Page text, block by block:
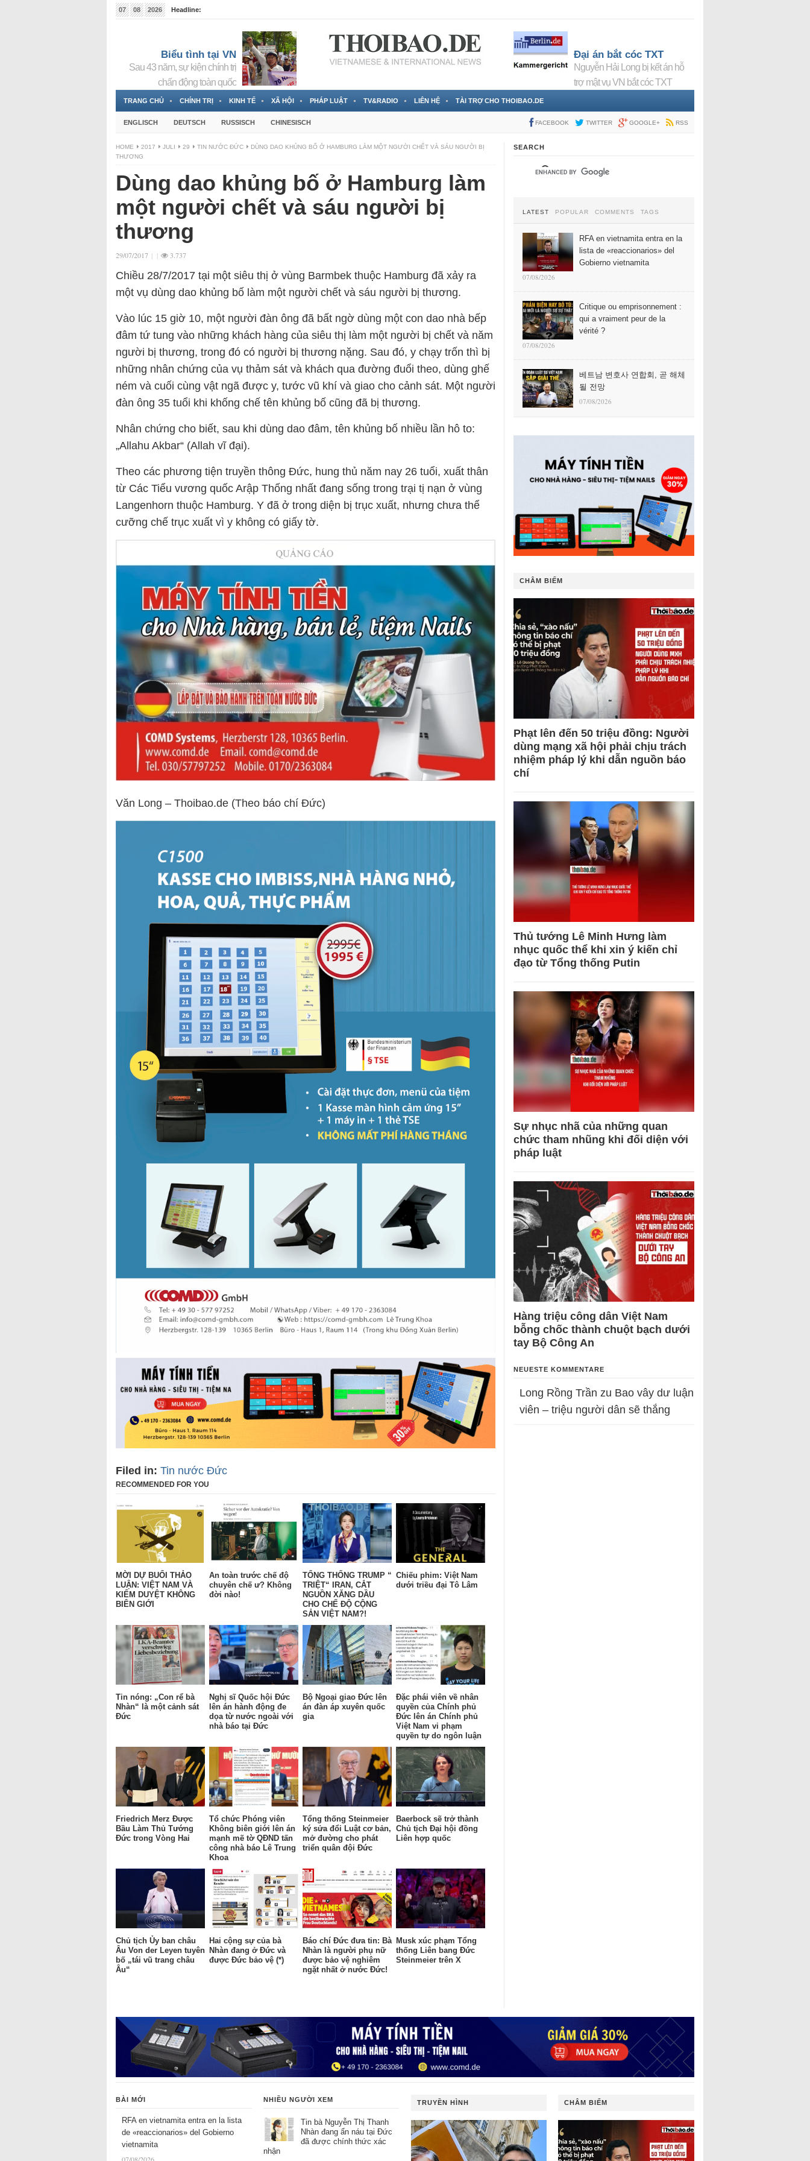
07 08 2026
Headline:
Biểu tình tại VN
Sau 43 năm, sự kiện chính trị
chấn động toàn quốc
Đại án bắt cóc TXT
Nguyễn Hải Long bị kết án hỗ
trợ mật vụ VN bắt cóc TXT
TRANG CHỦ CHÍNH TRỊ KINH TẾ XÃ HỘI PHÁP LUẬT TV&RADIO LIÊN HỆ TÀI TRỢ CHO THOIBAO.DE
ENGLISCH DEUTSCH RUSSISCH CHINESISCH FACEBOOK TWITTER GOOGLE+ RSS
HOME 2017 JULI 29 TIN NƯỚC ĐỨC
DÙNG DAO KHỦNG BỐ Ở HAMBURG LÀM MỘT NGƯỜI CHẾT VÀ SÁU NGƯỜI BỊ
THƯƠNG
Dùng dao khủng bố ở Hamburg làm
một người chết và sáu người bị
thương
29/07/2017 | | 3.737
Chiều 28/7/2017 tại một siêu thị ở vùng Barmbek thuộc Hamburg đã xảy ra
một vụ dùng dao khủng bố làm một người chết và sáu người bị thương.
Vào lúc 15 giờ 10, một người đàn ông đã bất ngờ dùng một con dao nhà bếp
đâm tứ tung vào những khách hàng của siêu thị làm một người bị chết và năm
người bị thương, trong đó có người bị thương nặng. Sau đó, y chạy trốn thì bị
những nhân chứng của vụ thảm sát và khách qua đường đuổi theo, dùng ghế
ném và cuối cùng vật ngã được y, tước vũ khí và giao cho cảnh sát. Một người
đàn ông 35 tuổi khi khống chế tên khủng bố cũng đã bị thương.
Nhân chứng cho biết, sau khi dùng dao đâm, tên khủng bố nhiều lần hô to:
„Allahu Akbar“ (Allah vĩ đại).
Theo các phương tiện truyền thông Đức, hung thủ năm nay 26 tuổi, xuất thân
từ Các Tiểu vương quốc Arập Thống nhất đang sống trong trại tị nạn ở vùng
Langenhorn thuộc Hamburg. Y đã ở trong diện bị trục xuất, nhưng chưa thể
cưỡng chế trục xuất vì y không có giấy tờ.
Văn Long – Thoibao.de (Theo báo chí Đức)
Filed in: Tin nước Đức
RECOMMENDED FOR YOU
MỜI DỰ BUỔI THẢO
LUẬN: VIỆT NAM VÀ
KIỂM DUYỆT KHÔNG
BIÊN GIỚI
An toàn trước chế độ
chuyên chế ư? Không
đời nào!
TỔNG THỐNG TRUMP “
TRIỆT“ IRAN, CẮT
NGUỒN XĂNG DẦU
CHO CHẾ ĐỘ CỘNG
SẢN VIỆT NAM?!
Chiếu phim: Việt Nam
dưới triều đại Tô Lâm
Tin nóng: „Con rể bà
Nhàn“ là một cảnh sát
Đức
Nghị sĩ Quốc hội Đức
lên án hành động đe
dọa từ nước ngoài với
nhà báo tại Đức
Bộ Ngoại giao Đức lên
án đàn áp xuyên quốc
gia
Đặc phái viên về nhân
quyền của Chính phủ
Đức lên án Chính phủ
Việt Nam vi phạm
quyền tự do ngôn luận
Friedrich Merz Được
Bầu Làm Thủ Tướng
Đức trong Vòng Hai
Tổ chức Phóng viên
Không biên giới lên án
mạnh mẽ tờ QĐND tấn
công nhà báo Lê Trung
Khoa
Tổng thống Steinmeier
ký sửa đổi Luật cơ bản,
mở đường cho phát
triển quân đội Đức
Baerbock sẽ trở thành
Chủ tịch Đại hội đồng
Liên hợp quốc
Chủ tịch Ủy ban châu
Âu Von der Leyen tuyên
bố „tái vũ trang châu
Âu“
Hai cộng sự của bà
Nhàn đang ở Đức và
được Đức bảo vệ (*)
Báo chí Đức đưa tin: Bà
Nhàn là người phụ nữ
được bảo vệ nghiêm
ngặt nhất ở nước Đức!
Musk xúc phạm Tổng
thống Liên bang Đức
Steinmeier trên X
SEARCH
LATEST POPULAR COMMENTS TAGS
RFA en vietnamita entra en la
lista de «reaccionarios» del
Gobierno vietnamita
07/08/2026
Critique ou emprisonnement :
qui a vraiment peur de la
vérité ?
07/08/2026
베트남 변호사 연합회, 곧 해체
될 전망
07/08/2026
CHÂM BIẾM
Phạt lên đến 50 triệu đồng: Người
dùng mạng xã hội phải chịu trách
nhiệm pháp lý khi dẫn nguồn báo
chí
Thủ tướng Lê Minh Hưng làm
nhục quốc thể khi xin ý kiến chỉ
đạo từ Tổng thống Putin
Sự nhục nhã của những quan
chức tham nhũng khi đối diện với
pháp luật
Hàng triệu công dân Việt Nam
bỗng chốc thành chuột bạch dưới
tay Bộ Công An
NEUESTE KOMMENTARE
Long Rồng Trần zu Bao vây dư luận
viên – triệu người dân sẽ thắng
BÀI MỚI
RFA en vietnamita entra en la lista
de «reaccionarios» del Gobierno
vietnamita
NHIỀU NGƯỜI XEM
Tin bà Nguyễn Thị Thanh
Nhàn đang ẩn náu tại Đức
đã được chính thức xác
nhận
TRUYỀN HÌNH CHÂM BIẾM